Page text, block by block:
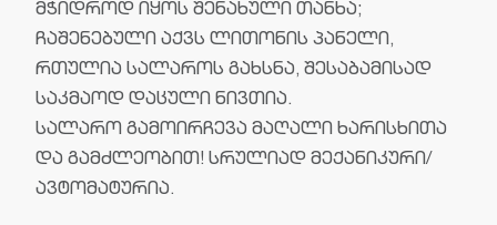
მჭიდროდ იყოს შენახული თანხა;
ჩაშენებული აქვს ლითონის პანელი,
რთულია სალაროს გახსნა, შესაბამისად
საკმაოდ დაცული ნივთია.
სალარო გამოირჩევა მაღალი ხარისხითა
და გამძლეობით! სრულიად მექანიკური/
ავტომატურია.